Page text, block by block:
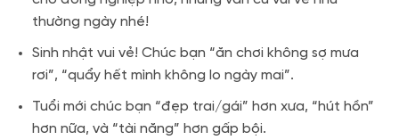
thường ngày nhé!
Sinh nhật vui vẻ! Chúc bạn “ăn chơi không sợ mưa
rơi”, “quẩy hết mình không lo ngày mai”.
Tuổi mới chúc bạn “đẹp trai/gái” hơn xưa, “hút hồn”
hơn nữa, và “tài năng” hơn gấp bội.